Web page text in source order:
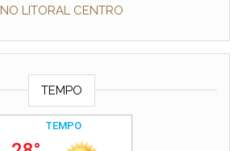
NO LITORAL CENTRO
TEMPO